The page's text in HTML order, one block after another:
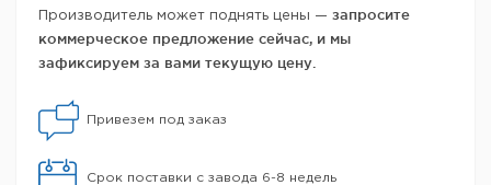
Производитель может поднять цены — запросите
коммерческое предложение сейчас, и мы
зафиксируем за вами текущую цену.
Привезем под заказ
Срок поставки с завода 6-8 недель